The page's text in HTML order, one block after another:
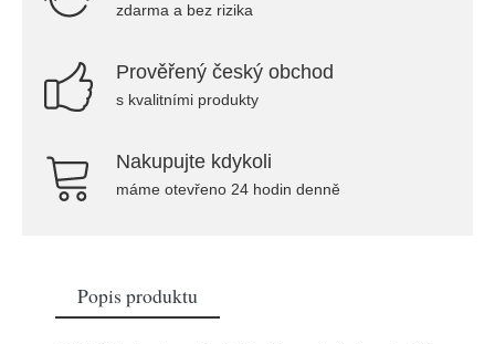
zdarma a bez rizika
Prověřený český obchod
s kvalitními produkty
Nakupujte kdykoli
máme otevřeno 24 hodin denně
Popis produktu